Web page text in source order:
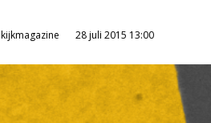
kijkmagazine 28 juli 2015 13:00